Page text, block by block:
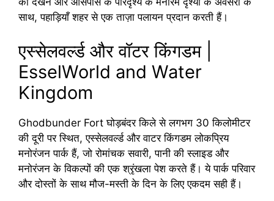
साथ, पहाड़ियाँ शहर से एक ताज़ा पलायन प्रदान करती हैं।
एस्सेलवर्ल्ड और वॉटर किंगडम |
EsselWorld and Water
Kingdom
Ghodbunder Fort घोड़बंदर किले से लगभग 30 किलोमीटर
की दूरी पर स्थित, एस्सेलवर्ल्ड और वाटर किंगडम लोकप्रिय
मनोरंजन पार्क हैं, जो रोमांचक सवारी, पानी की स्लाइड और
मनोरंजन के विकल्पों की एक श्रृंखला पेश करते हैं। ये पार्क परिवार
और दोस्तों के साथ मौज-मस्ती के दिन के लिए एकदम सही हैं।